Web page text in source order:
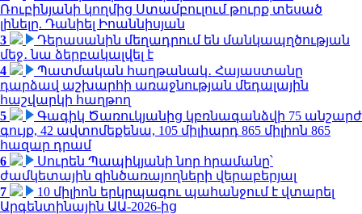
Ռուբինյանի կողմից Ստամբուլում թուրք տեսած
լինելը. Դանիել Իոաննիսյան
3
Դերասանին մեղադրում են մանկապղծության
մեջ․ նա ձերբակալվել է
4
Պատմական հաղթանակ․ Հայաստանը
դարձավ աշխարհի առաջնության մեդալային
հաշվարկի հաղթող
5
Գագիկ Ծառուկյանից կբռնագանձվի 75 անշարժ
գույք, 42 ավտոմեքենա, 105 միլիարդ 865 միլիոն 865
հազար դրամ
6
Սուրեն Պապիկյանի նոր հրամանը՝
ժամկետային զինծառայողների վերաբերյալ
7
10 միլիոն երկրպագու պահանջում է վտարել
Արգենտինային ԱԱ-2026-ից